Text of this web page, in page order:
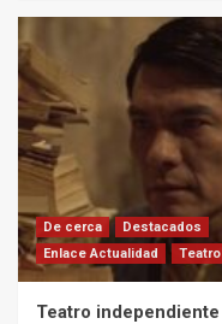
De cerca
Destacados
Enlace Actualidad
Teatro
Teatro independiente